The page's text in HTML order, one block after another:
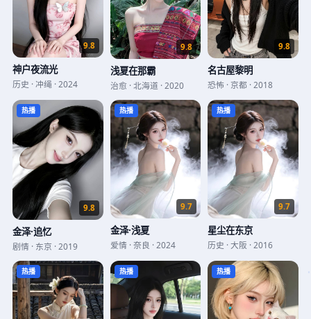
9.8
神户夜流光
历史 · 冲绳 · 2024
9.8
浅夏在那霸
治愈 ·北海道 · 2020
9.8
名古屋黎明
恐怖 ·京都 · 2018
热播
9.8
金泽·追忆
剧情· 东京 · 2019
热播
9.7
金泽·浅夏
爱情·奈良 · 2024
热播
9.7
星尘在东京
历史 ·大阪 · 2016
热播 热播 热播